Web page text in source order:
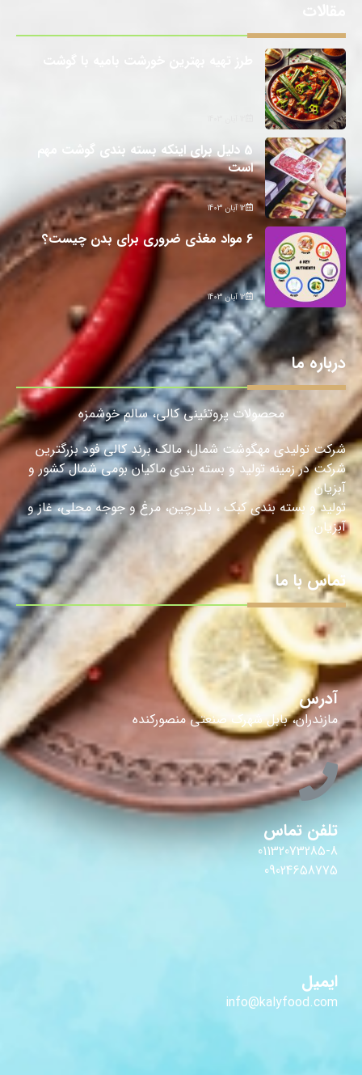
5 دلیل برای اینکه بسته بندی گوشت مهم
است
12 آبان 1403
6 مواد مغذی ضروری برای بدن چیست؟
12 آبان 1403
درباره ما
محصولات پروتئینی کالی، سالمِ خوشمزه
شرکت تولیدی مهگوشت شمال، مالک برند کالی فود بزرگترین
شرکت در زمینه تولید و بسته بندی ماکیان بومی شمال کشور و
آبزیان
تولید و بسته بندی کبک ، بلدرچین، مرغ و جوجه محلی، غاز و
آبزیان.
تماس با ما
آدرس
مازندران، بابل شهرک صنعتی منصورکنده
تلفن تماس
01132073285-8
09024658775
ایمیل
info@kalyfood.com